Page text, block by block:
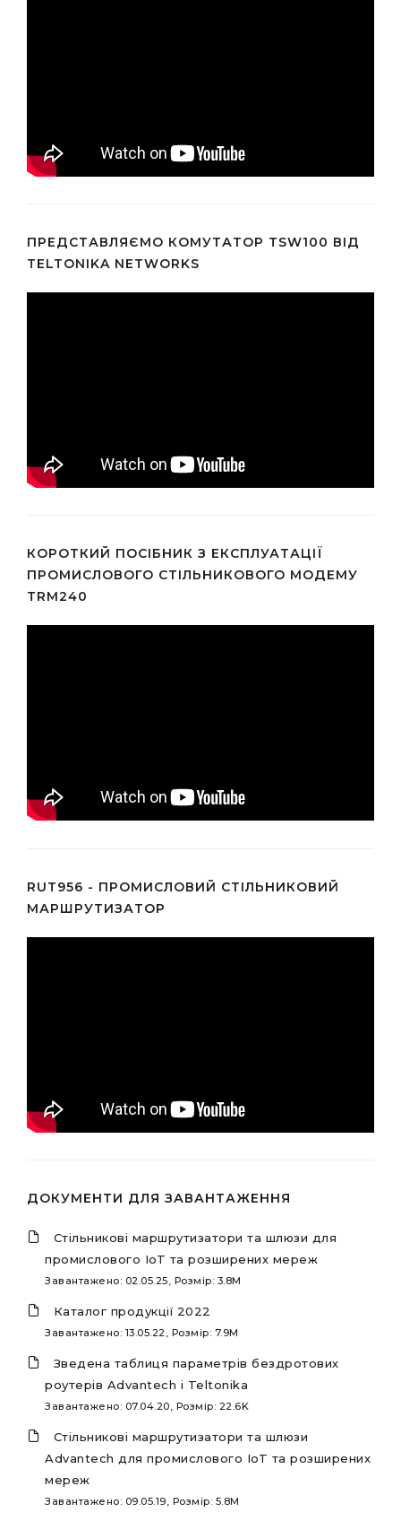
ПРЕДСТАВЛЯЄМО КОМУТАТОР TSW100 ВІД
TELTONIKA NETWORKS
КОРОТКИЙ ПОСІБНИК З ЕКСПЛУАТАЦІЇ
ПРОМИСЛОВОГО СТІЛЬНИКОВОГО МОДЕМУ
TRM240
RUT956 - ПРОМИСЛОВИЙ СТІЛЬНИКОВИЙ
МАРШРУТИЗАТОР
ДОКУМЕНТИ ДЛЯ ЗАВАНТАЖЕННЯ
Стільникові маршрутизатори та шлюзи для
промислового IoT та розширених мереж
Завантажено: 02.05.25, Розмір: 3.8M
Каталог продукції 2022
Завантажено: 13.05.22, Розмір: 7.9M
Зведена таблиця параметрів бездротових
роутерів Advantech і Teltonika
Завантажено: 07.04.20, Розмір: 22.6K
Стільникові маршрутизатори та шлюзи
Advantech для промислового IoT та розширених
мереж
Завантажено: 09.05.19, Розмір: 5.8M